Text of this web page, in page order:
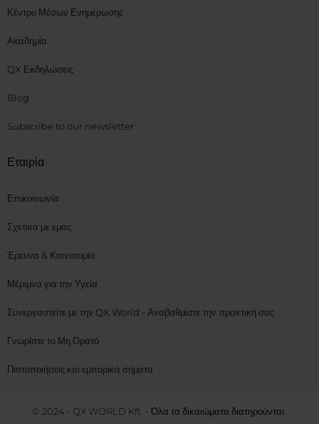
Κέντρο Μέσων Ενημέρωσης
Ακαδημία
QX Εκδηλώσεις
Blog
Subscribe to our newsletter
Εταιρία
Επικοινωνία
Σχετικά με εμάς
Έρευνα & Καινοτομία
Μέριμνα για την Υγεία
Συνεργαστείτε με την QX World - Αναβαθμίστε την πρακτική σας
Γνωρίστε το Μη Ορατό
Πιστοποιήσεις και εμπορικά σήματα
© 2024 - QX WORLD Kft. - Όλα τα δικαιώματα διατηρούνται.